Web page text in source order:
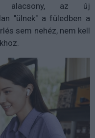
alacsony, az új
"ülnek" a füledben a
sem nehéz, nem kell